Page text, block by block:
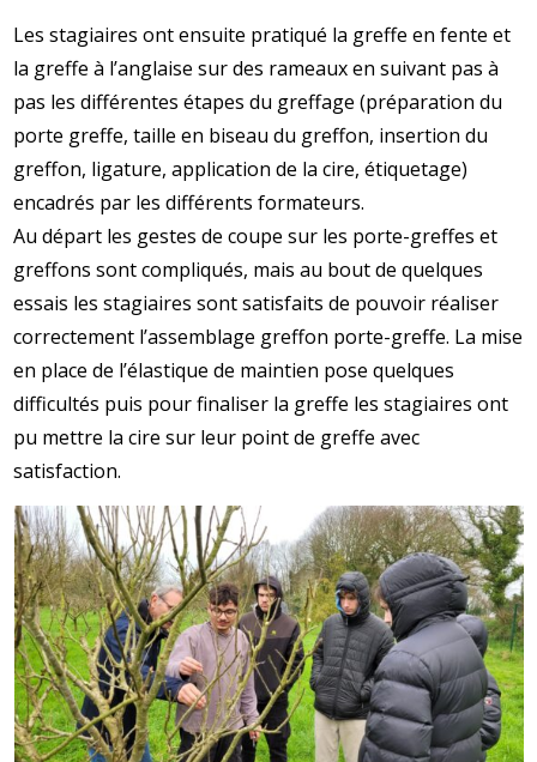
Les stagiaires ont ensuite pratiqué la greffe en fente et
la greffe à l’anglaise sur des rameaux en suivant pas à
pas les différentes étapes du greffage (préparation du
porte greffe, taille en biseau du greffon, insertion du
greffon, ligature, application de la cire, étiquetage)
encadrés par les différents formateurs.
Au départ les gestes de coupe sur les porte-greffes et
greffons sont compliqués, mais au bout de quelques
essais les stagiaires sont satisfaits de pouvoir réaliser
correctement l’assemblage greffon porte-greffe. La mise
en place de l’élastique de maintien pose quelques
difficultés puis pour finaliser la greffe les stagiaires ont
pu mettre la cire sur leur point de greffe avec
satisfaction.